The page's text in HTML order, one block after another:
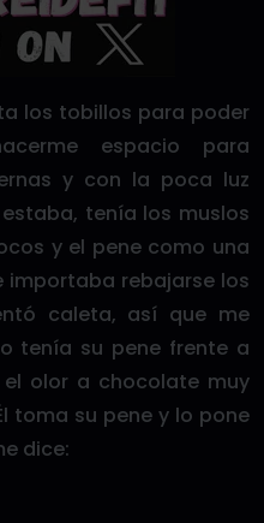
los tobillos para poder
espacio para
y con la poca luz
tenía los muslos
y el pene como una
importaba rebajarse los
caleta, así que me
tenía su pene frente a
olor a chocolate muy
toma su pene y lo pone
dice: